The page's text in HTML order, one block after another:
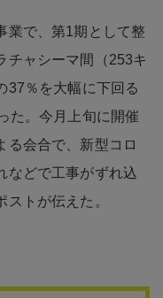
業で、第1期として整
チャシーマ間（253キ
37％を大幅に下回る
た。今月上旬に開催
る会合で、新型コロ
などで工事がずれ込
トが伝えた。